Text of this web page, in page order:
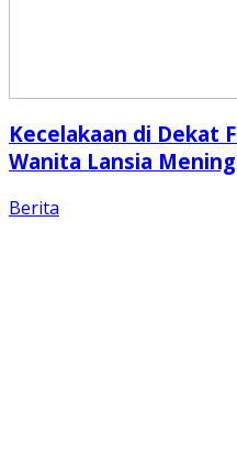
Kecelakaan di Dekat
Wanita Lansia
Berita